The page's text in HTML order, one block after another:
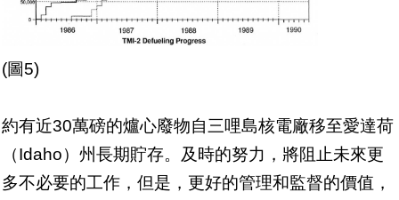
(圖5)
約有近30萬磅的爐心廢物自三哩島核電廠移至愛達荷
（Idaho）州長期貯存。及時的努力，將阻止未來更
多不必要的工作，但是，更好的管理和監督的價值，